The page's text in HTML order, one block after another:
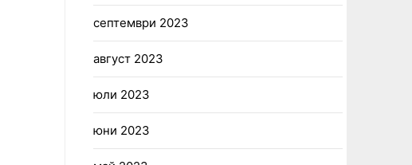
септември 2023
август 2023
юли 2023
юни 2023